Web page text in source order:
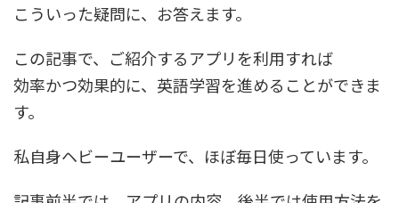
こういった疑問に、お答えます。
この記事で、ご紹介するアプリを利用すれば
効率かつ効果的に、英語学習を進めることができま
す。
私自身ヘビーユーザーで、ほぼ毎日使っています。